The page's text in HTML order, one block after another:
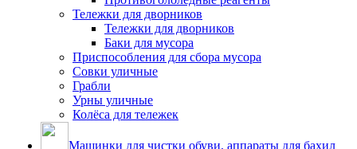
Тележки для дворников
Тележки для дворников
Баки для мусора
Приспособления для сбора мусора
Совки уличные
Грабли
Урны уличные
Колёса для тележек
Машинки для чистки обуви, аппараты для бахил